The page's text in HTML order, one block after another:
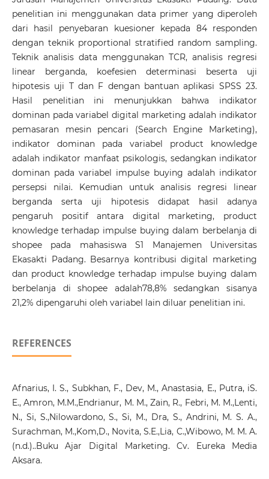
penelitian ini menggunakan data primer yang diperoleh
dari hasil penyebaran kuesioner kepada 84 responden
dengan teknik proportional stratified random sampling.
Teknik analisis data menggunakan TCR, analisis regresi
linear berganda, koefesien determinasi beserta uji
hipotesis uji T dan F dengan bantuan aplikasi SPSS 23.
Hasil penelitian ini menunjukkan bahwa indikator
dominan pada variabel digital marketing adalah indikator
pemasaran mesin pencari (Search Engine Marketing),
indikator dominan pada variabel product knowledge
adalah indikator manfaat psikologis, sedangkan indikator
dominan pada variabel impulse buying adalah indikator
persepsi nilai. Kemudian untuk analisis regresi linear
berganda serta uji hipotesis didapat hasil adanya
pengaruh positif antara digital marketing, product
knowledge terhadap impulse buying dalam berbelanja di
shopee pada mahasiswa S1 Manajemen Universitas
Ekasakti Padang. Besarnya kontribusi digital marketing
dan product knowledge terhadap impulse buying dalam
berbelanja di shopee adalah78,8% sedangkan sisanya
21,2% dipengaruhi oleh variabel lain diluar penelitian ini.
REFERENCES
Afnarius, I. S., Subkhan, F., Dev, M., Anastasia, E., Putra, iS.
E., Amron, M.M.,Endrianur, M. M., Zain, R., Febri, M. M.,Lenti,
N., Si, S.,Nilowardono, S., Si, M., Dra, S., Andrini, M. S. A.,
Surachman, M.,Kom,D., Novita, S.E.,Lia, C.,Wibowo, M. M. A.
(n.d.)..Buku Ajar Digital Marketing. Cv. Eureka Media
Aksara.